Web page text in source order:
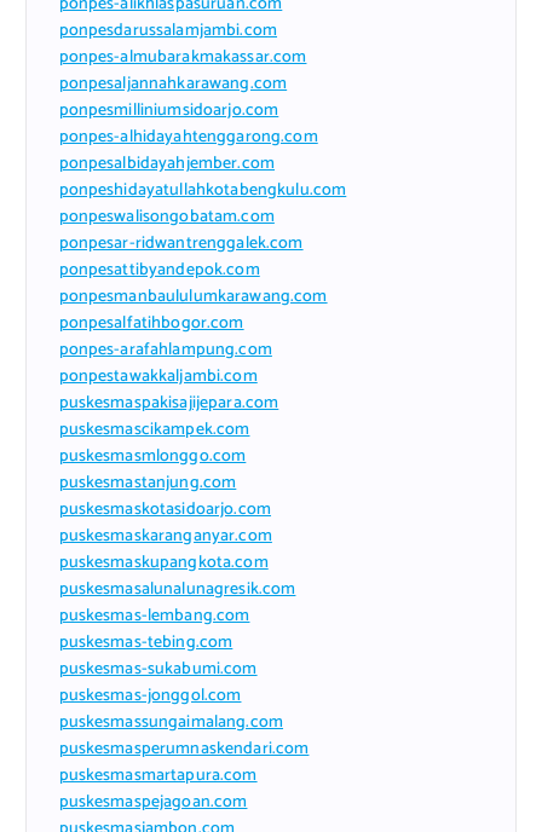
ponpesdarussalamjambi.com
ponpes-almubarakmakassar.com
ponpesaljannahkarawang.com
ponpesmilliniumsidoarjo.com
ponpes-alhidayahtenggarong.com
ponpesalbidayahjember.com
ponpeshidayatullahkotabengkulu.com
ponpeswalisongobatam.com
ponpesar-ridwantrenggalek.com
ponpesattibyandepok.com
ponpesmanbaululumkarawang.com
ponpesalfatihbogor.com
ponpes-arafahlampung.com
ponpestawakkaljambi.com
puskesmaspakisajijepara.com
puskesmascikampek.com
puskesmasmlonggo.com
puskesmastanjung.com
puskesmaskotasidoarjo.com
puskesmaskaranganyar.com
puskesmaskupangkota.com
puskesmasalunalunagresik.com
puskesmas-lembang.com
puskesmas-tebing.com
puskesmas-sukabumi.com
puskesmas-jonggol.com
puskesmassungaimalang.com
puskesmasperumnaskendari.com
puskesmasmartapura.com
puskesmaspejagoan.com